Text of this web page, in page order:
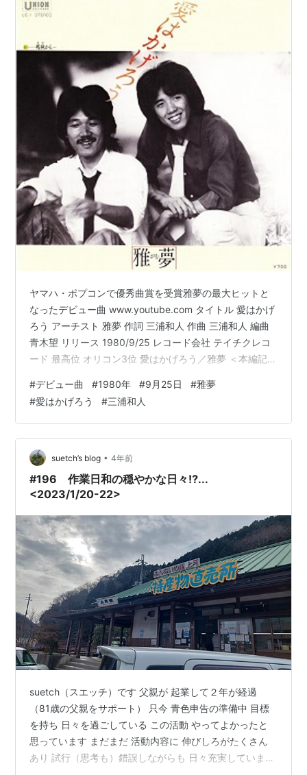
ヤマハ・ポプコンで優秀曲賞を受賞雅夢の最大ヒットと
なったデビュー曲 www.youtube.com タイトル 愛はかげ
ろう アーチスト 雅夢 作詞 三浦和人 作曲 三浦和人 編曲
青木望 リリース 1980/9/25 レコード会社 テイチクレコ
ード 最高位 オリコン3位 愛はかげろう／雅夢 ＜本編記事
#デビュー曲 #1980年 #9月25日 #雅夢
#愛はかげろう #三浦和人
suetch’s blog • 4年前
#196 作業日和の穏やかな日々⁉...
<2023/1/20-22>
suetch（スエッチ）です 父親が 起業して２年が経過
（81歳の父親をサポート） 只今 青色申告の準備中 目標
を持ち 日々を過ごしている この活動 やってよかったと
思っています まだまだ 活動内容に 伸びしろがたくさん
あり 試行（思考も）錯誤しながらも 日々充実しています